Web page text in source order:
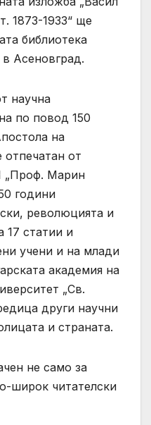
1873-1933“ ще
библиотека
Асеновград.
научна
по повод 150
на
отпечатан от
„Проф. Марин
години
революцията и
17 статии и
учени и на млади
академия на
„Св.
други научни
и страната.
не само за
широк читателски